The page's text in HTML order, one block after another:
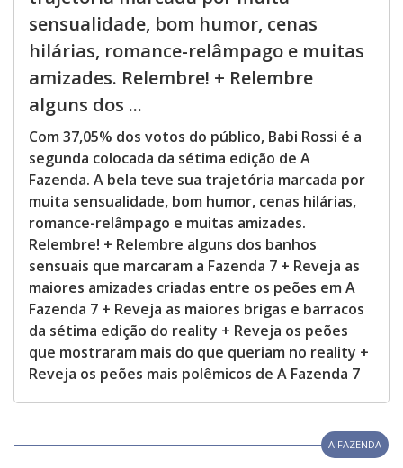
sensualidade, bom humor, cenas
hilárias, romance-relâmpago e muitas
amizades. Relembre! + Relembre
alguns dos ...
Com 37,05% dos votos do público, Babi Rossi é a
segunda colocada da sétima edição de A
Fazenda. A bela teve sua trajetória marcada por
muita sensualidade, bom humor, cenas hilárias,
romance-relâmpago e muitas amizades.
Relembre! + Relembre alguns dos banhos
sensuais que marcaram a Fazenda 7 + Reveja as
maiores amizades criadas entre os peões em A
Fazenda 7 + Reveja as maiores brigas e barracos
da sétima edição do reality + Reveja os peões
que mostraram mais do que queriam no reality +
Reveja os peões mais polêmicos de A Fazenda 7
A FAZENDA